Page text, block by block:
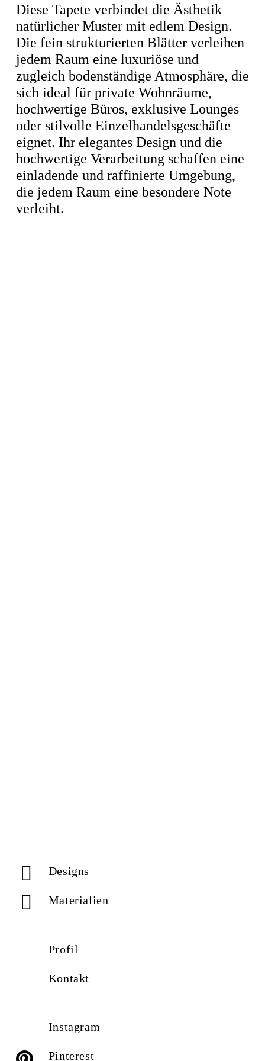
Diese Tapete verbindet die Ästhetik
natürlicher Muster mit edlem Design.
Die fein strukturierten Blätter verleihen
jedem Raum eine luxuriöse und
zugleich bodenständige Atmosphäre, die
sich ideal für private Wohnräume,
hochwertige Büros, exklusive Lounges
oder stilvolle Einzelhandelsgeschäfte
eignet. Ihr elegantes Design und die
hochwertige Verarbeitung schaffen eine
einladende und raffinierte Umgebung,
die jedem Raum eine besondere Note
verleiht.
Designs
Materialien
Profil
Kontakt
Instagram
Pinterest